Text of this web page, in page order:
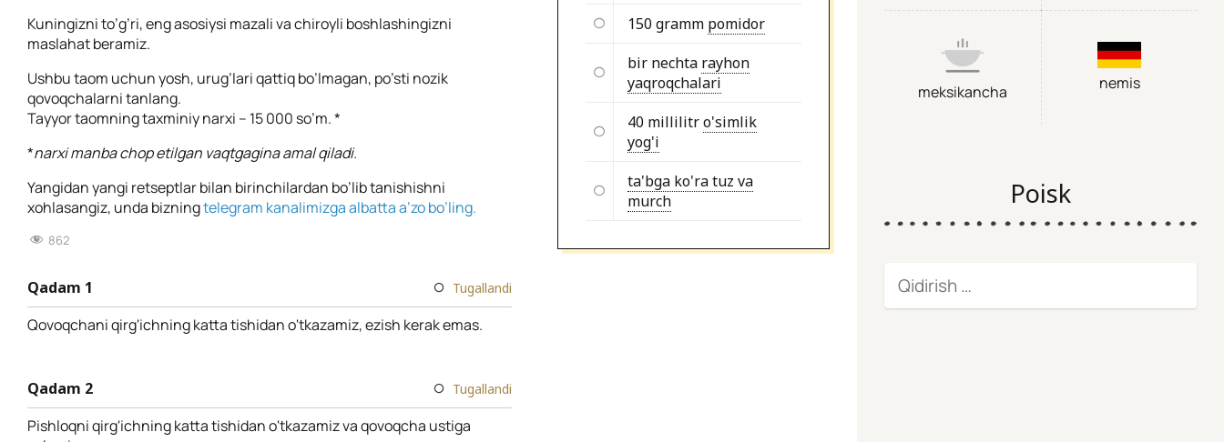
Kuningizni to’g’ri, eng asosiysi mazali va chiroyli boshlashingizni
maslahat beramiz.
Ushbu taom uchun yosh, urug’lari qattiq bo’lmagan, po’sti nozik
qovoqchalarni tanlang.
Tayyor taomning taxminiy narxi – 15 000 so’m. *
*narxi manba chop etilgan vaqtgagina amal qiladi.
Yangidan yangi retseptlar bilan birinchilardan bo’lib tanishishni
xohlasangiz, unda bizningtelegram kanalimizga albatta a’zo bo’ling.
862
Qadam 1 Tugallandi
Qovoqchani qirg'ichning katta tishidan o'tkazamiz, ezish kerak emas.
Qadam 2 Tugallandi
Pishloqni qirg'ichning katta tishidan o'tkazamiz va qovoqcha ustiga
150 gramm pomidor
bir nechta rayhon
yaqroqchalari
40 millilitro'simlik
yog'i
ta'bga ko'ra tuz va
murch
meksikancha nemis
Poisk